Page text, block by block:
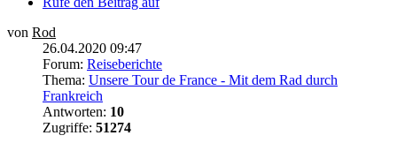
von Rod
26.04.2020 09:47
Forum: Reiseberichte
Thema: Unsere Tour de France - Mit dem Rad durch
Frankreich
Antworten: 10
Zugriffe: 51274